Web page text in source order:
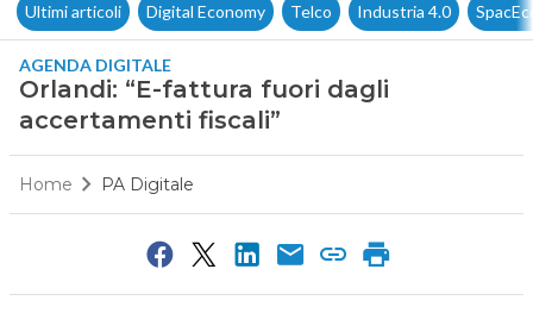
Ultimi articoli Digital Economy Telco Industria 4.0
AGENDA DIGITALE
Orlandi: “E-fattura fuori dagli
accertamenti fiscali”
Home PA Digitale